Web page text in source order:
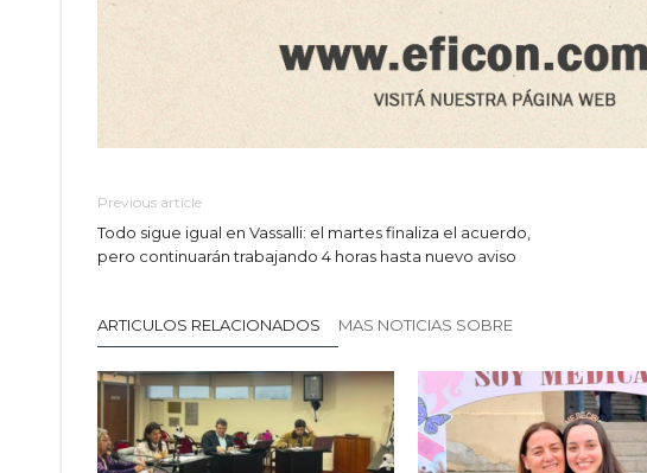
Previous article
Todo sigue igual en Vassalli: el martes finaliza el acuerdo,
pero continuarán trabajando 4 horas hasta nuevo aviso
ARTICULOS RELACIONADOS MAS NOTICIAS SOBRE